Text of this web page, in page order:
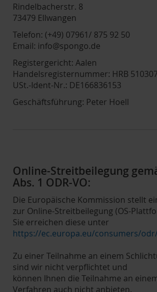
Rindelbacherstr. 8
73479 Ellwangen
Telefon: (+49) 07961/ 875 92 50
Email: info@spongo.de
Registergericht: Aalen
Handelsregisternummer: HRB 510307
USt.-Ident-Nr.: DE166836153
Geschäftsführung: Peter Hoell
Online-Streitbeilegung
Abs. 1 ODR-VO:
Die Europäische Kommission stellt
zur Online-Streitbeilegung (OS-
Sie erreichen diese unter
https://ec.europa.eu/consumers/
Zu einer Teilnahme an einem
sind wir nicht verpflichtet und
können Ihnen die Teilnahme an
Verfahren auch nicht anbieten.